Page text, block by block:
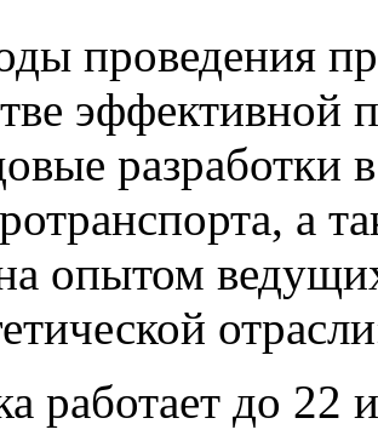
проведения
а
опытом
работает до 22